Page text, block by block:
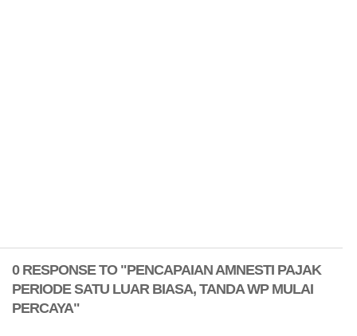
0 RESPONSE TO "PENCAPAIAN AMNESTI PAJAK
PERIODE SATU LUAR BIASA, TANDA WP MULAI
PERCAYA"